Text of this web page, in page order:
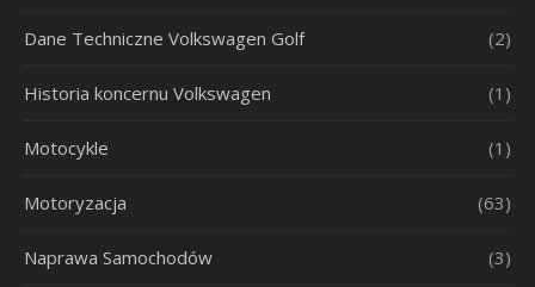
Dane Techniczne Volkswagen Golf (2)
Historia koncernu Volkswagen (1)
Motocykle (1)
Motoryzacja (63)
Naprawa Samochodów (3)